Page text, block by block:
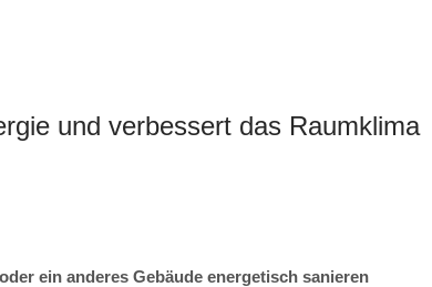
und verbessert das Raumklima
ein anderes Gebäude energetisch sanieren